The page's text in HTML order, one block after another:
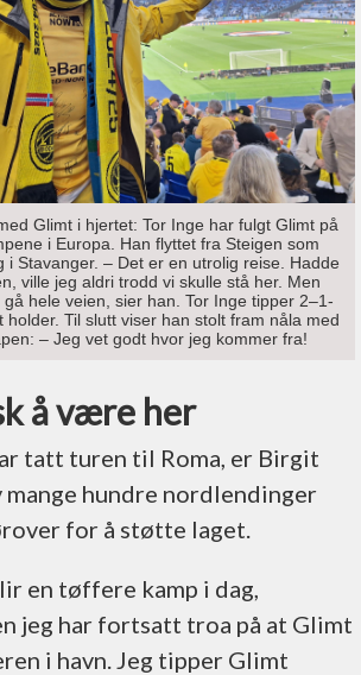
Glimt i hjertet: Tor Inge har fulgt Glimt på
i Europa. Han flyttet fra Steigen som
i Stavanger. – Det er en utrolig reise. Hadde
ville jeg aldri trodd vi skulle stå her. Men
hele veien, sier han. Tor Inge tipper 2–1-
holder. Til slutt viser han stolt fram nåla med
– Jeg vet godt hvor jeg kommer fra!
å være her
tatt turen til Roma, er Birgit
mange hundre nordlendinger
for å støtte laget.
en tøffere kamp i dag,
jeg har fortsatt troa på at Glimt
i havn. Jeg tipper Glimt